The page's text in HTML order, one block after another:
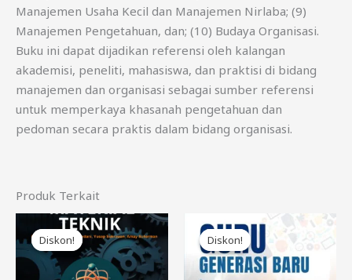
Manajemen Usaha Kecil dan Manajemen Nirlaba; (9)
Manajemen Pengetahuan, dan; (10) Budaya Organisasi.
Buku ini dapat dijadikan referensi oleh kalangan
akademisi, peneliti, mahasiswa, dan praktisi di bidang
manajemen dan organisasi sebagai sumber referensi
untuk memperkaya khasanah pengetahuan dan
pedoman secara praktis dalam bidang organisasi.
Produk Terkait
Diskon!
Diskon!
Harga
aslinya
adalah:
Rp85.000.
Harga
saat
ini
adalah:
Rp75.000.
Diskon!
Diskon!
aslinya
adalah:
Rp85.000.
Harga
saat
ini
adalah:
Rp75.000.